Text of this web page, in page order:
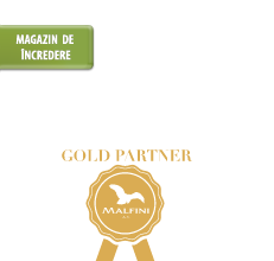
bărbați CXS TIM